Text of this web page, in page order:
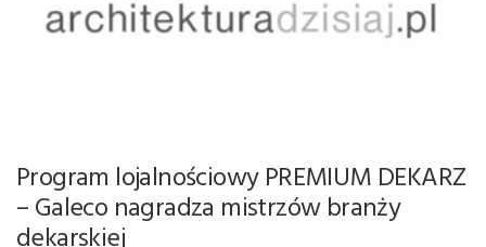
Program lojalnościowy PREMIUM DEKARZ
– Galeco nagradza mistrzów branży
dekarskiej